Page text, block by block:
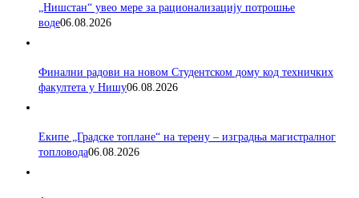
„Нишстан“ увео мере за рационализацију потрошње
воде06.08.2026
Финални радови на новом Студентском дому код техничких
факултета у Нишу06.08.2026
Екипе „Градске топлане“ на терену – изградња магистралног
топловода06.08.2026